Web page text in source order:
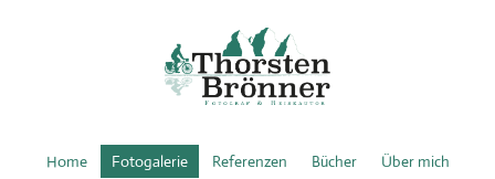
Home Fotogalerie Referenzen Bücher
Über mich